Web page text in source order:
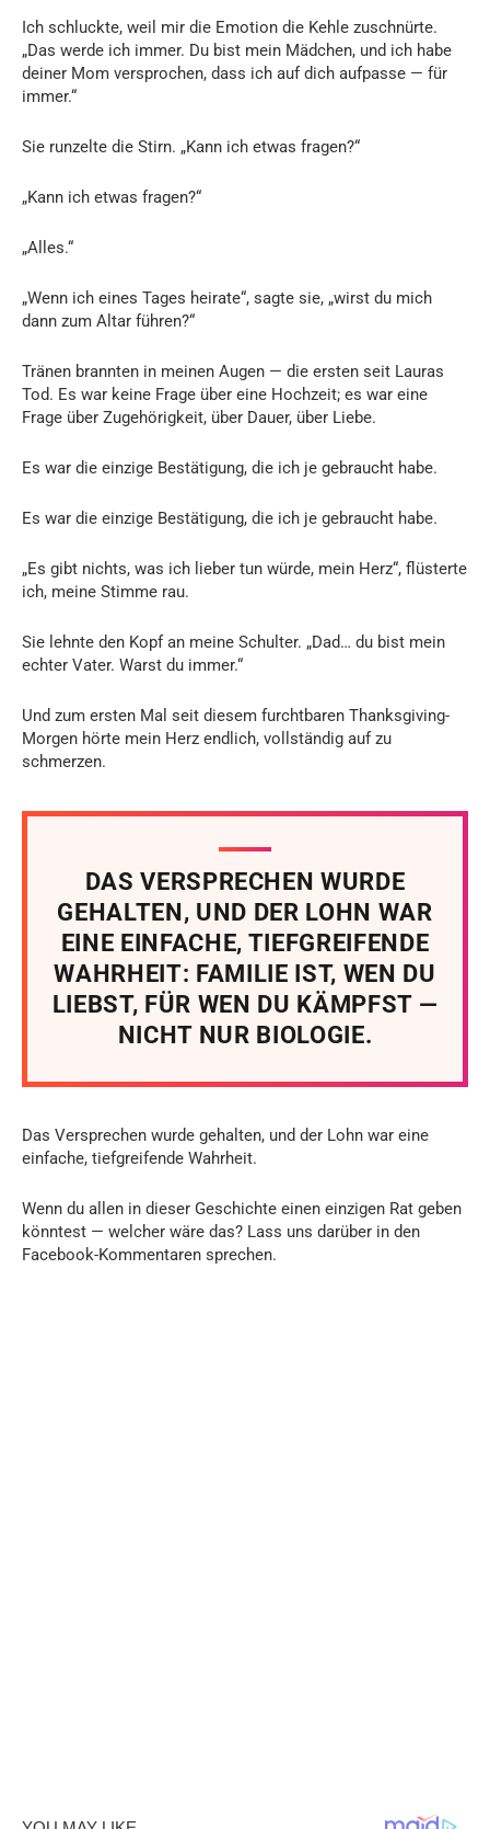
Ich schluckte, weil mir die Emotion die Kehle zuschnürte.
„Das werde ich immer. Du bist mein Mädchen, und ich habe
deiner Mom versprochen, dass ich auf dich aufpasse — für
immer.“
Sie runzelte die Stirn. „Kann ich etwas fragen?“
„Kann ich etwas fragen?“
„Alles.“
„Wenn ich eines Tages heirate“, sagte sie, „wirst du mich
dann zum Altar führen?“
Tränen brannten in meinen Augen — die ersten seit Lauras
Tod. Es war keine Frage über eine Hochzeit; es war eine
Frage über Zugehörigkeit, über Dauer, über Liebe.
Es war die einzige Bestätigung, die ich je gebraucht habe.
Es war die einzige Bestätigung, die ich je gebraucht habe.
„Es gibt nichts, was ich lieber tun würde, mein Herz“, flüsterte
ich, meine Stimme rau.
Sie lehnte den Kopf an meine Schulter. „Dad… du bist mein
echter Vater. Warst du immer.“
Und zum ersten Mal seit diesem furchtbaren Thanksgiving-
Morgen hörte mein Herz endlich, vollständig auf zu
schmerzen.
DAS VERSPRECHEN WURDE
GEHALTEN, UND DER LOHN WAR
EINE EINFACHE, TIEFGREIFENDE
WAHRHEIT: FAMILIE IST, WEN DU
LIEBST, FÜR WEN DU KÄMPFST —
NICHT NUR BIOLOGIE.
Das Versprechen wurde gehalten, und der Lohn war eine
einfache, tiefgreifende Wahrheit.
Wenn du allen in dieser Geschichte einen einzigen Rat geben
könntest — welcher wäre das? Lass uns darüber in den
Facebook-Kommentaren sprechen.